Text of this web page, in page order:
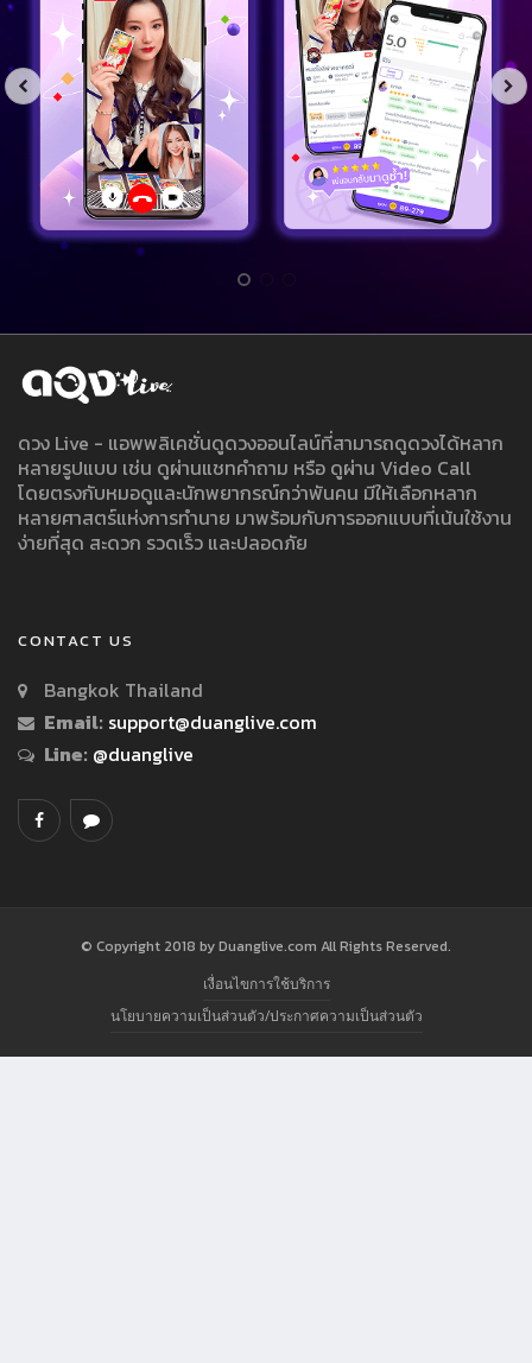
ดวง Live - แอพพลิเคชั่นดูดวงออนไลน์ที่สามารถดูดวงได้หลาก
หลายรูปแบบ เช่น ดูผ่านแชทคำถาม หรือ ดูผ่าน Video Call
โดยตรงกับหมอดูและนักพยากรณ์กว่าพันคน มีให้เลือกหลาก
หลายศาสตร์แห่งการทำนาย มาพร้อมกับการออกแบบที่เน้นใช้งาน
ง่ายที่สุด สะดวก รวดเร็ว และปลอดภัย
CONTACT US
Bangkok Thailand
Email: support@duanglive.com
Line: @duanglive
© Copyright 2018 by Duanglive.com All Rights Reserved.
เงื่อนไขการใช้บริการ
นโยบายความเป็นส่วนตัว/ประกาศความเป็นส่วนตัว